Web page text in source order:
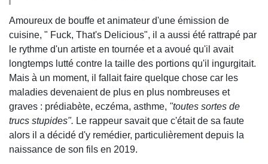
Amoureux de bouffe et animateur d'une émission de
cuisine, " Fuck, That's Delicious", il a aussi été rattrapé par
le rythme d'un artiste en tournée et a avoué qu'il avait
longtemps lutté contre la taille des portions qu'il ingurgitait.
Mais à un moment, il fallait faire quelque chose car les
maladies devenaient de plus en plus nombreuses et
graves : prédiabète, eczéma, asthme, "toutes sortes de
trucs stupides". Le rappeur savait que c'était de sa faute
alors il a décidé d'y remédier, particulièrement depuis la
naissance de son fils en 2019.